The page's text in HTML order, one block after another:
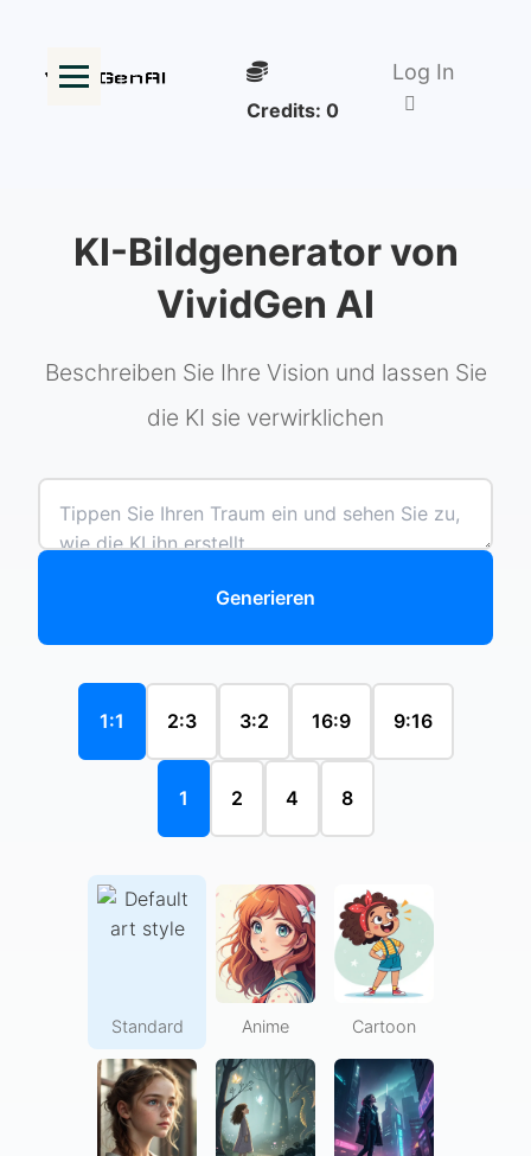
Credits: 0
Log In
KI-Bildgenerator von
VividGen AI
Beschreiben Sie Ihre Vision und lassen Sie
die KI sie verwirklichen
Generieren
1:1 2:3 3:2 16:9 9:16
1 2 4 8
Standard Anime Cartoon